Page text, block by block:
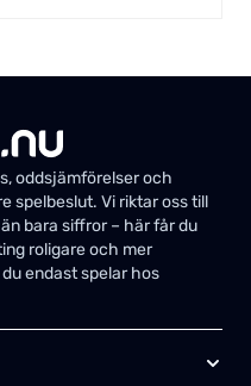
oddsjämförelser och
spelbeslut. Vi riktar oss till
bara siffror – här får du
roligare och mer
endast spelar hos